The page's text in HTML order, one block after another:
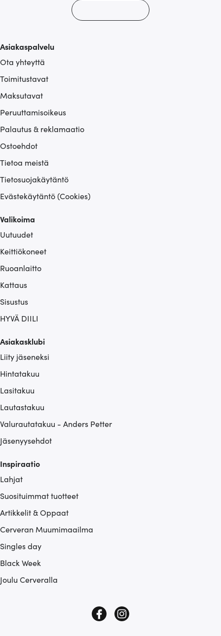
Asiakaspalvelu
Ota yhteyttä
Toimitustavat
Maksutavat
Peruuttamisoikeus
Palautus & reklamaatio
Ostoehdot
Tietoa meistä
Tietosuojakäytäntö
Evästekäytäntö (Cookies)
Valikoima
Uutuudet
Keittiökoneet
Ruoanlaitto
Kattaus
Sisustus
HYVÄ DIILI
Asiakasklubi
Liity jäseneksi
Hintatakuu
Lasitakuu
Lautastakuu
Valurautatakuu - Anders Petter
Jäsenyysehdot
Inspiraatio
Lahjat
Suosituimmat tuotteet
Artikkelit & Oppaat
Cerveran Muumimaailma
Singles day
Black Week
Joulu Cerveralla